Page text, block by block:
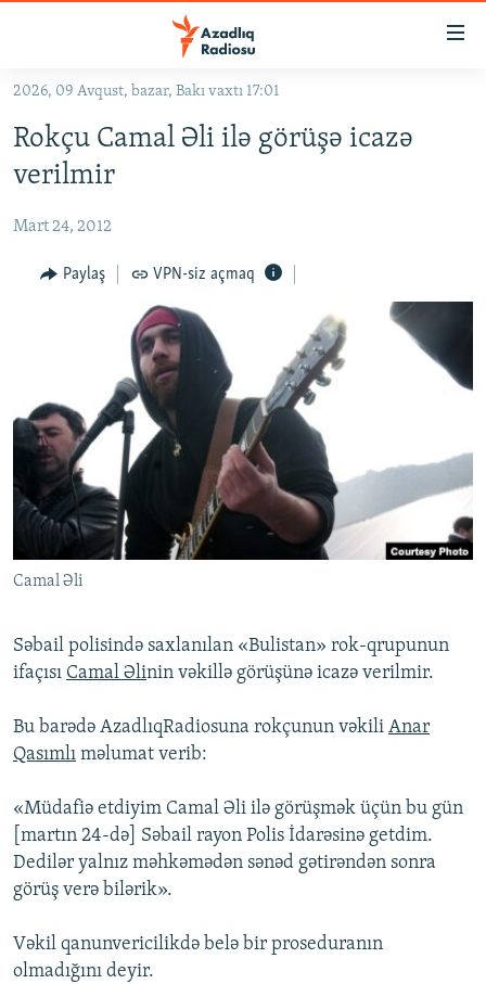
Əsas
qayıt
Əsas
qayıt
#İZAHLA
#ƏSLINDƏ
FƏRQƏ BAX
QANUNI DOĞRU
MULTIMEDIA
VIDEO
FOTOQALEREYA
İNFOQRAFIKA
KARIKATURA
RADIO ARXIV
OXU ZALI
AZƏRBAYCAN ƏDƏBIYYATI KITABXANASI
İSLAM VƏ DEMOKRATIYA
İZ - MƏDƏNIYYƏT PROQRAMI
HAQQIMIZDA
MISSIYAMIZ
PEŞƏ ETIKASI VƏ JURNALISTIKA STANDARTLARIMIZ
MATERIALLARIMIZDAN ISTIFADƏ
BIZIMLƏ ƏLAQƏ
BIZI IZLƏ
2026, 09 Avqust, bazar, Bakı vaxtı 17:01
Rokçu Camal Əli ilə görüşə icazə
verilmir
Mart 24, 2012
Paylaş VPN-siz açmaq
Camal Əli
Səbail polisində saxlanılan «Bulistan» rok-qrupunun
ifaçısı Camal Əlinin vəkillə görüşünə icazə verilmir.
Bu barədə AzadlıqRadiosuna rokçunun vəkili Anar
Qasımlı məlumat verib:
«Müdafiə etdiyim Camal Əli ilə görüşmək üçün bu gün
[martın 24-də] Səbail rayon Polis İdarəsinə getdim.
Dedilər yalnız məhkəmədən sənəd gətirəndən sonra
görüş verə bilərik».
Vəkil qanunvericilikdə belə bir proseduranın
olmadığını deyir.